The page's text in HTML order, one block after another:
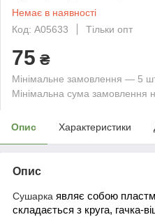
Немає в наявності
Код: А05633
Тільки опт
75 ₴
Мінімальне замовлення — 5
Мінімальна сума замовлення
Опис Характеристики
Опис
Сушарка являє собою
складається з круга, гачка-